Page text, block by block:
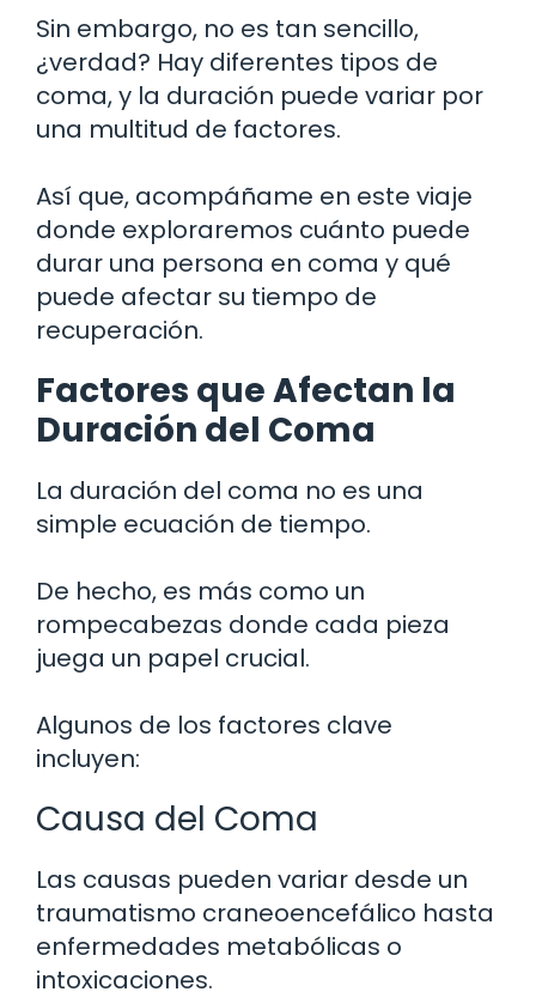
Sin embargo, no es tan sencillo,
¿verdad? Hay diferentes tipos de
coma, y la duración puede variar por
una multitud de factores.
Así que, acompáñame en este viaje
donde exploraremos cuánto puede
durar una persona en coma y qué
puede afectar su tiempo de
recuperación.
Factores que Afectan la
Duración del Coma
La duración del coma no es una
simple ecuación de tiempo.
De hecho, es más como un
rompecabezas donde cada pieza
juega un papel crucial.
Algunos de los factores clave
incluyen:
Causa del Coma
Las causas pueden variar desde un
traumatismo craneoencefálico hasta
enfermedades metabólicas o
intoxicaciones.